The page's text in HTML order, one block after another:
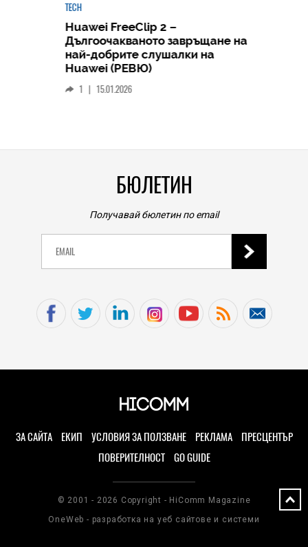
TECH
Huawei FreeClip 2 –
Дългоочакваното завръщане на
най-добрите слушалки на
Huawei (РЕВЮ)
1 15.01.2026
БЮЛЕТИН
Получавай бюлетин по email
ЗА САЙТА ЕКИП УСЛОВИЯ ЗА ПОЛЗВАНЕ РЕКЛАМА
ПРЕСЦЕНТЪР
ПОВЕРИТЕЛНОСТ
GO GUIDE
© 2001 - 2026 Copyright - HiComm Magazine
OneWeb - разработка на уеб сайтове и системи